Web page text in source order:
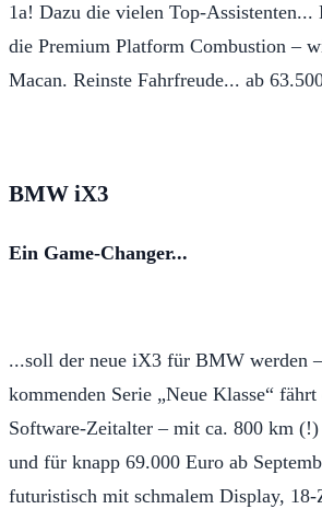
1a! Dazu die vielen Top-Assistenten...
die Premium Platform Combustion –
Macan. Reinste Fahrfreude... ab
BMW iX3
Ein Game-Changer...
...soll der neue iX3 für BMW werden
kommenden Serie „Neue Klasse“
Software-Zeitalter – mit ca. 800 km
und für knapp 69.000 Euro ab
futuristisch mit schmalem Display,